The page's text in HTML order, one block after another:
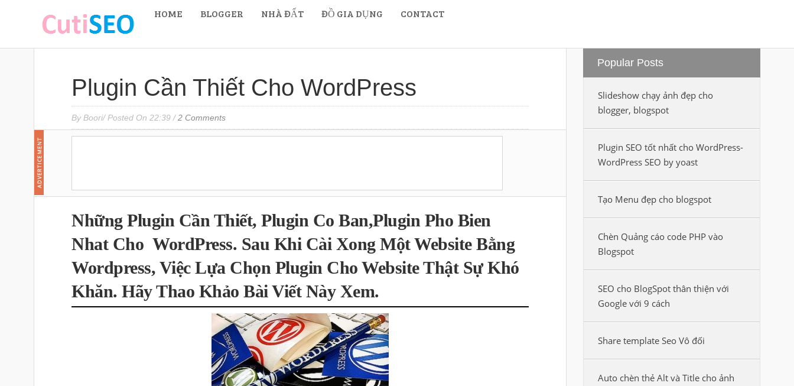
HOME BLOGGER NHÀ ĐẤT ĐỒ GIA DỤNG CONTACT
Plugin Cần Thiết Cho WordPress
By Boori/ Posted On 22:39 /2 Comments
Những Plugin Cần Thiết, Plugin Co Ban,plugin Pho Bien
Nhat Cho WordPress. Sau Khi Cài Xong Một Website Bằng
Wordpress, Việc Lựa Chọn Plugin Cho Website Thật Sự Khó
Khăn. Hãy Thao Khảo Bài Viết Này Xem.
Popular Posts
Slideshow chạy ảnh đẹp cho
blogger, blogspot
Plugin SEO tốt nhất cho WordPress-
WordPress SEO by yoast
Tạo Menu đẹp cho blogspot
Chèn Quảng cáo code PHP vào
Blogspot
SEO cho BlogSpot thân thiện với
Google với 9 cách
Share template Seo Vô đối
Auto chèn thẻ Alt và Title cho ảnh